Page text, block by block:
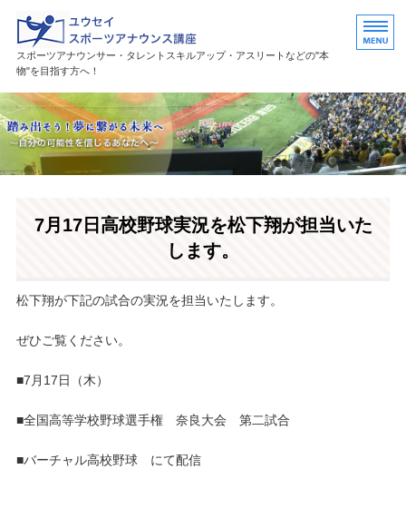
ユウセイスポーツアナウンスス
スポーツアナウンサー・タレントスキルアップ・アスリートなどの"本
物"を目指す方へ！
HOME
講座紹介
活躍中の卒業生・受講生
7月17日高校野球実況を松下翔が担当いた
します。
松下翔が下記の試合の実況を担当いたします。
ぜひご覧ください。
■7月17日（木）
■全国高等学校野球選手権 奈良大会 第二試合
■バーチャル高校野球 にて配信